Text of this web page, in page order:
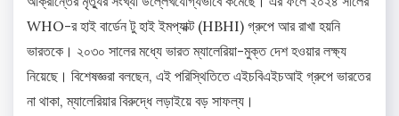
WHO-র হাই বার্ডেন টু হাই ইমপ্যাক্ট (HBHI) গ্রুপে আর রাখা হয়নি
ভারতকে। ২০৩০ সালের মধ্যে ভারত ম্যালেরিয়া-মুক্ত দেশ হওয়ার লক্ষ্য
নিয়েছে। বিশেষজ্ঞরা বলছেন, এই পরিস্থিতিতে এইচবিএইচআই গ্রুপে ভারতের
না থাকা, ম্যালেরিয়ার বিরুদ্ধে লড়াইয়ে বড় সাফল্য।